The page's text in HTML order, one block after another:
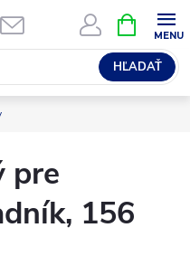
HĽADAŤ
KOŠÍK
pre
156